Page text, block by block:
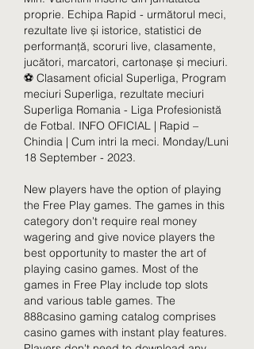
proprie. Echipa Rapid - următorul meci,
rezultate live și istorice, statistici de
performanță, scoruri live, clasamente,
jucători, marcatori, cartonașe și meciuri.
⚽ Clasament oficial Superliga, Program
meciuri Superliga, rezultate meciuri
Superliga Romania - Liga Profesionistă
de Fotbal. INFO OFICIAL | Rapid –
Chindia | Cum intri la meci. Monday/Luni
18 September - 2023.
New players have the option of playing
the Free Play games. The games in this
category don't require real money
wagering and give novice players the
best opportunity to master the art of
playing casino games. Most of the
games in Free Play include top slots
and various table games. The
888casino gaming catalog comprises
casino games with instant play features.